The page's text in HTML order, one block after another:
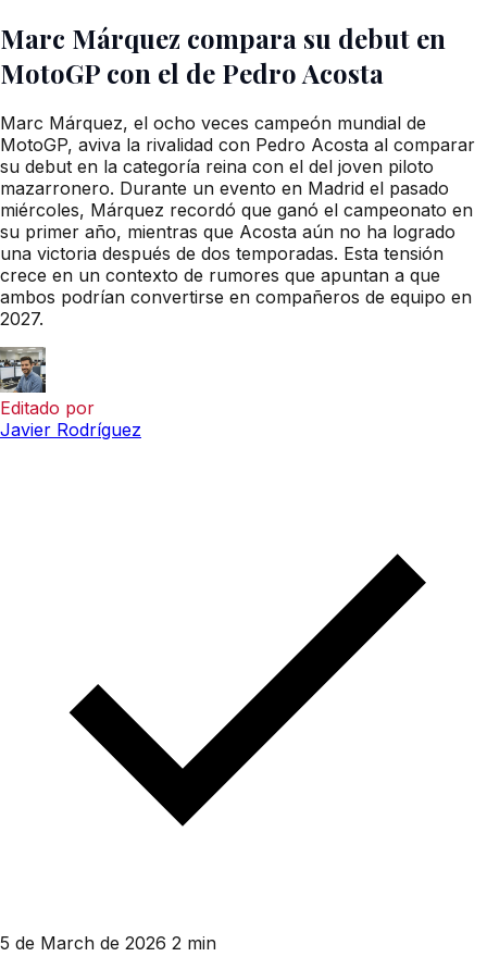
Marc Márquez compara su debut en
MotoGP con el de Pedro Acosta
Marc Márquez, el ocho veces campeón mundial de
MotoGP, aviva la rivalidad con Pedro Acosta al comparar
su debut en la categoría reina con el del joven piloto
mazarronero. Durante un evento en Madrid el pasado
miércoles, Márquez recordó que ganó el campeonato en
su primer año, mientras que Acosta aún no ha logrado
una victoria después de dos temporadas. Esta tensión
crece en un contexto de rumores que apuntan a que
ambos podrían convertirse en compañeros de equipo en
2027.
Editado por
Javier Rodríguez
5 de March de 2026 2 min